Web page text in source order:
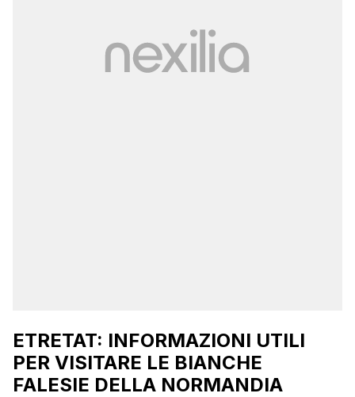
ETRETAT: INFORMAZIONI UTILI
PER VISITARE LE BIANCHE
FALESIE DELLA NORMANDIA